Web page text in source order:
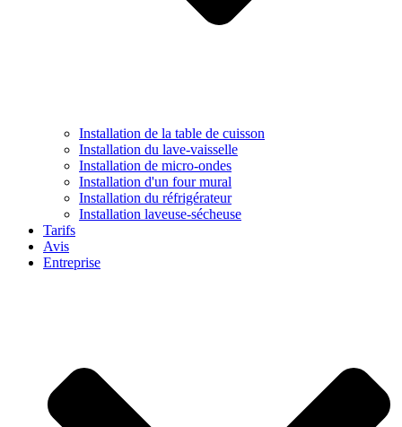
Installation de la table de cuisson
Installation du lave-vaisselle
Installation de micro-ondes
Installation d'un four mural
Installation du réfrigérateur
Installation laveuse-sécheuse
Tarifs
Avis
Entreprise